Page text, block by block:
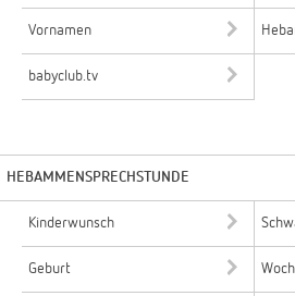
Vornamen
babyclub.tv
HEBAMMENSPRECHSTUNDE
Kinderwunsch
Geburt